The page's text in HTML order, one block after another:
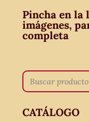
Pincha en la
imágenes,
completa
CATÁLOGO